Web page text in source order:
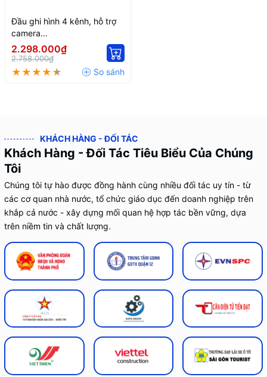
Đầu ghi hình 4 kênh, hỗ trợ
camera
HDCVI/TVI/AHD/Analog/IP
DH-XVR5104HS-4KL-I3
2.298.000₫
2.758.000₫
KHÁCH HÀNG - ĐỐI TÁC
Khách Hàng - Đối Tác Tiêu Biểu Của Chúng
Tôi
Chúng tôi tự hào được đồng hành cùng nhiều đối tác uy tín - từ
các cơ quan nhà nước, tổ chức giáo dục đến doanh nghiệp trên
khắp cả nước - xây dựng mối quan hệ hợp tác bền vững, dựa
trên niềm tin và chất lượng.